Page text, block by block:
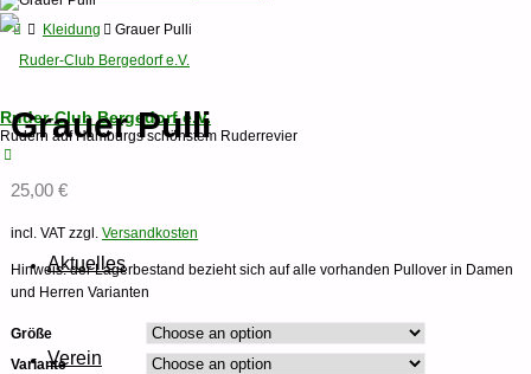
Ruder-Club Bergedorf e.V.
Rudern auf Hamburgs schönstem Ruderrevier
Zum
Inhalt
springenAktuelles
Verein
Startseite
Kleidung Grauer Pulli
Grauer Pulli
25,00 €
incl. VAT zzgl. Versandkosten
Hinweis: der Lagerbestand bezieht sich auf alle vorhanden Pullover in Damen
und Herren Varianten
Größe
Variante